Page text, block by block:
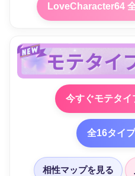
LoveCharacter64
今すぐモテタイ
全16タイ
相性マップを見る